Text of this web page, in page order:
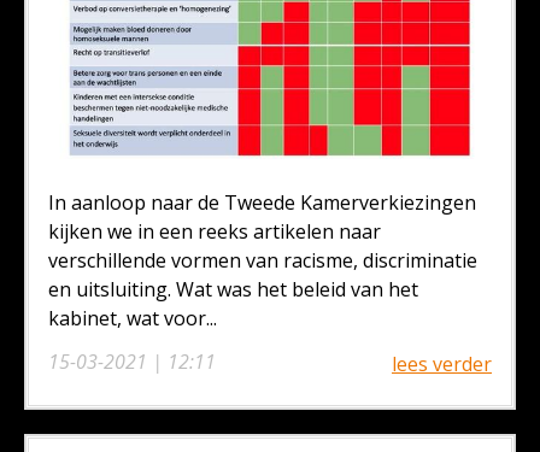
15-03-2021 | 12:11
In aanloop naar de Tweede Kamerverkiezingen
kijken we in een reeks artikelen naar
verschillende vormen van racisme, discriminatie
en uitsluiting. Wat was het beleid van het
kabinet, wat voor...
lees verder